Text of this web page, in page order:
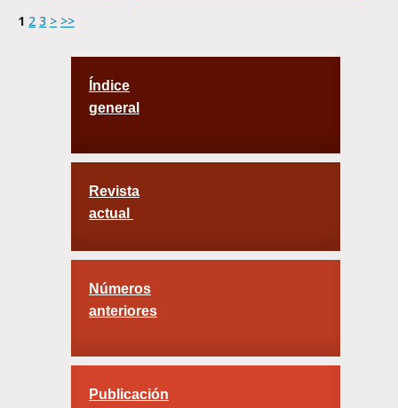
1 2 3 > >>
Índice
general
Revista
actual
Números
anteriores
Publicación